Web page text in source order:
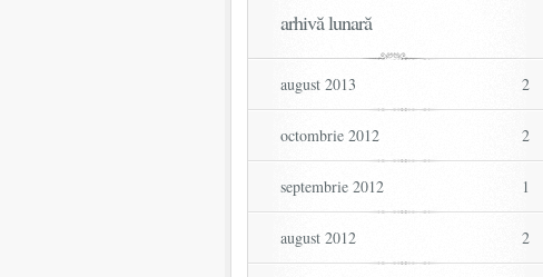
arhivă lunară
august 2013 2
octombrie 2012 2
septembrie 2012 1
august 2012 2